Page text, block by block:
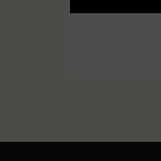
troupe, 2e